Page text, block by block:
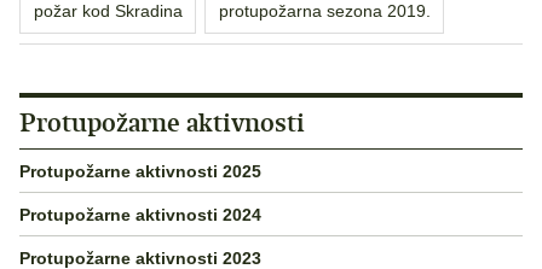
požar kod Skradina protupožarna sezona 2019.
Protupožarne aktivnosti
Protupožarne aktivnosti 2025
Protupožarne aktivnosti 2024
Protupožarne aktivnosti 2023